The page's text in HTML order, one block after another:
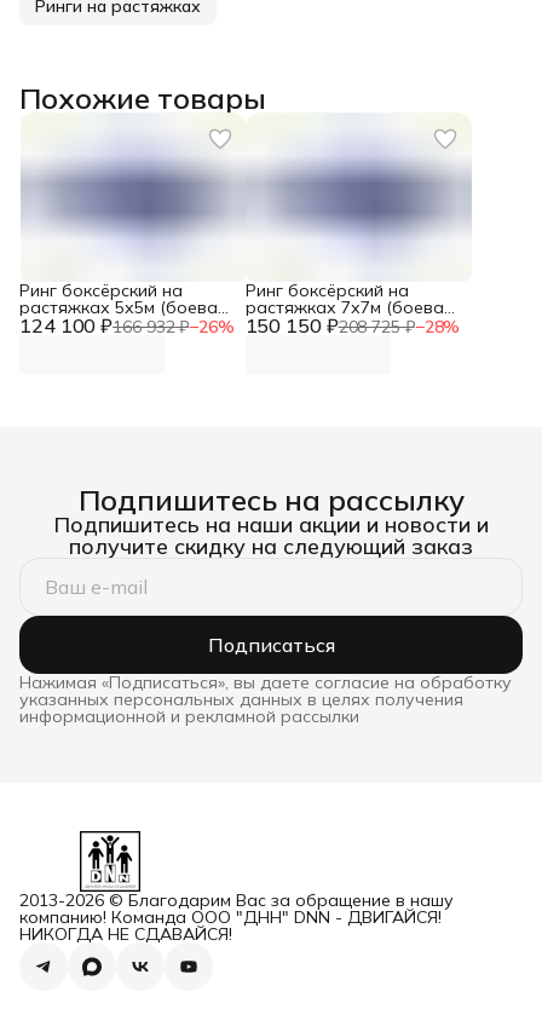
Ринги на растяжках
Похожие товары
124 100 ₽166 932 ₽−26%
Ринг боксёрский на
растяжках 5х5м (боевая
зона 4х4м, монтажная 150 150 ₽208 725 ₽−28%
Ринг боксёрский на
растяжках 7х7м (боевая
зона 6х6м, монтажная
Подпишитесь на рассылку
Подпишитесь на наши акции и новости и
получите скидку на следующий заказ
Подписаться
Нажимая «Подписаться», вы даете согласие на обработку
указанных персональных данных в целях получения
информационной и рекламной рассылки
2013-2026 © Благодарим Вас за обращение в нашу
компанию! Команда ООО "ДНН" DNN - ДВИГАЙСЯ!
НИКОГДА НЕ СДАВАЙСЯ!